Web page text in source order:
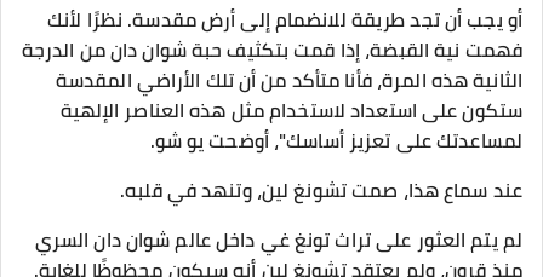
أو يجب أن تجد طريقة للانضمام إلى أرض مقدسة. نظرًا لأنك
فهمت نية القبضة، إذا قمت بتكثيف حبة شوان دان من الدرجة
الثانية هذه المرة، فأنا متأكد من أن تلك الأراضي المقدسة
ستكون على استعداد لاستخدام مثل هذه العناصر الإلهية
لمساعدتك على تعزيز أساسك"، أوضحت يو شو.
عند سماع هذا، صمت تشونغ لين، وتنهد في قلبه.
لم يتم العثور على تراث تونغ غي داخل عالم شوان دان السري
منذ قرون، ولم يعتقد تشونغ لين أنه سيكون محظوظًا للغاية.